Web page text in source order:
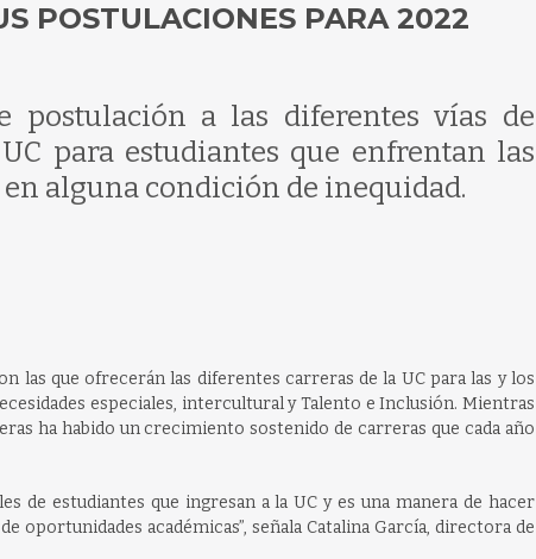
POSTULACIONES PARA 2022
postulación a las diferentes vías de
para estudiantes que enfrentan las
alguna condición de inequidad.
las que ofrecerán las diferentes carreras de la UC para las y los
especiales, intercultural y Talento e Inclusión. Mientras
ha habido un crecimiento sostenido de carreras que cada año
de estudiantes que ingresan a la UC y es una manera de hacer
oportunidades académicas”, señala Catalina García, directora de